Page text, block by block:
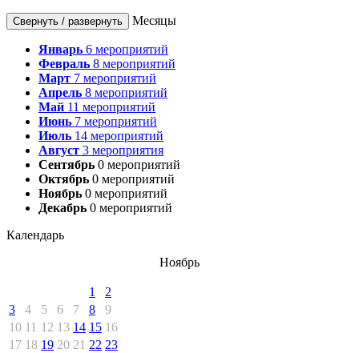
Свернуть / развернуть Месяцы
Январь 6 мероприятий
Февраль 8 мероприятий
Март 7 мероприятий
Апрель 8 мероприятий
Май 11 мероприятий
Июнь 7 мероприятий
Июль 14 мероприятий
Август 3 мероприятия
Сентябрь 0 мероприятий
Октябрь 0 мероприятий
Ноябрь 0 мероприятий
Декабрь 0 мероприятий
Календарь
Ноябрь
1
2
3
4 5 6 7 8
9
10 11 12 13 14 15 16
17 18 19 20 21 22 23